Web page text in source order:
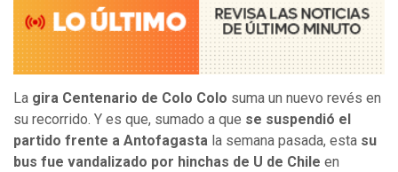
La gira Centenario de Colo Colo suma un nuevo revés en
su recorrido. Y es que, sumado a que se suspendió el
partido frente a Antofagasta la semana pasada, esta su
bus fue vandalizado por hinchas de U de Chile en